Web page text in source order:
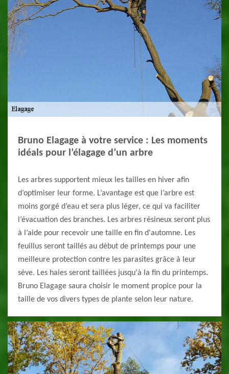
Bruno Elagage à votre service : Les moments
idéals pour l’élagage d’un arbre
Les arbres supportent mieux les tailles en hiver afin
d’optimiser leur forme. L’avantage est que l’arbre est
moins gorgé d’eau et sera plus léger, ce qui va faciliter
l’évacuation des branches. Les arbres résineux seront plus
à l’aide pour recevoir une taille en fin d'automne. Les
feuillus seront taillés au début de printemps pour une
meilleure protection contre les parasites grâce à leur
sève. Les haies seront taillées jusqu'à la fin du printemps.
Bruno Elagage saura choisir le moment propice pour la
taille de vos divers types de plante selon leur nature.